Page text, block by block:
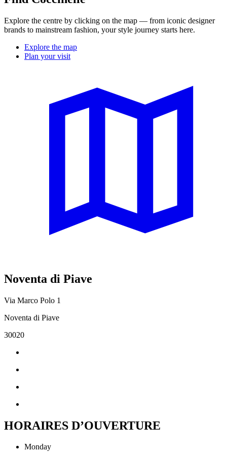
Explore the centre by clicking on the map — from iconic designer
brands to mainstream fashion, your style journey starts here.
Explore the map
Plan your visit
Noventa di Piave
Via Marco Polo 1
Noventa di Piave
30020
HORAIRES D’OUVERTURE
Monday